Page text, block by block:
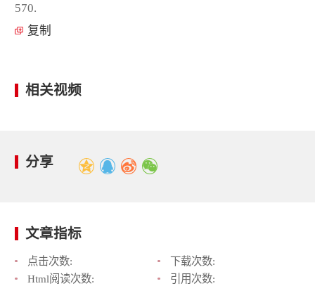
570.
复制
相关视频
分享
文章指标
点击次数:
下载次数:
Html阅读次数:
引用次数: